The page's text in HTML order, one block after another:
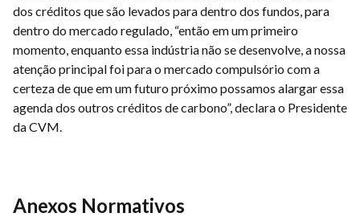
dos créditos que são levados para dentro dos fundos, para
dentro do mercado regulado, “então em um primeiro
momento, enquanto essa indústria não se desenvolve, a nossa
atenção principal foi para o mercado compulsório com a
certeza de que em um futuro próximo possamos alargar essa
agenda dos outros créditos de carbono”, declara o Presidente
da CVM.
Anexos Normativos